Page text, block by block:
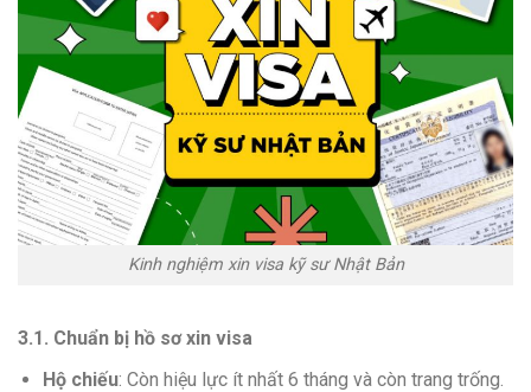
Kinh nghiệm xin visa kỹ sư Nhật Bản
3.1. Chuẩn bị hồ sơ xin visa
Hộ chiếu: Còn hiệu lực ít nhất 6 tháng và còn trang trống.